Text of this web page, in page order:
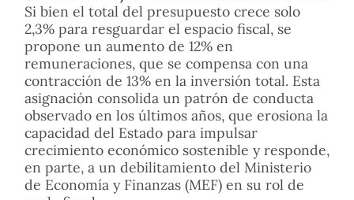
Si bien el total del presupuesto crece solo
2,3% para resguardar el espacio fiscal, se
propone un aumento de 12% en
remuneraciones, que se compensa con una
contracción de 13% en la inversión total. Esta
asignación consolida un patrón de conducta
observado en los últimos años, que erosiona la
capacidad del Estado para impulsar
crecimiento económico sostenible y responde,
en parte, a un debilitamiento del Ministerio
de Economía y Finanzas (MEF) en su rol de